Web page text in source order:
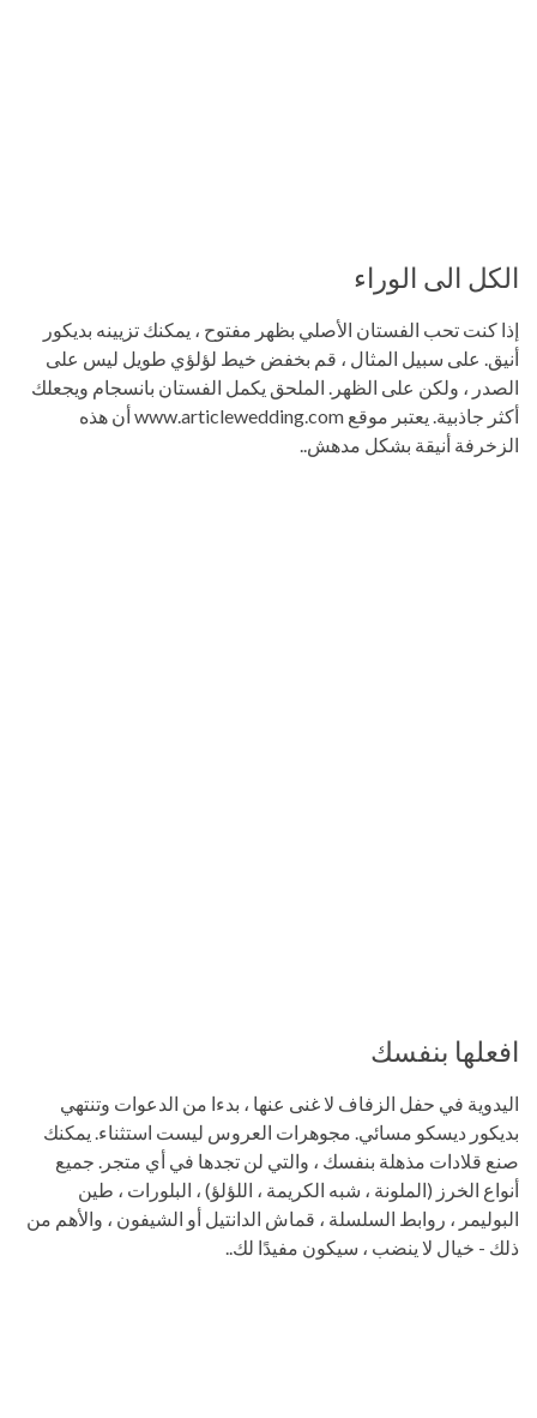
الكل الى الوراء
إذا كنت تحب الفستان الأصلي بظهر مفتوح ، يمكنك تزيينه بديكور
أنيق. على سبيل المثال ، قم بخفض خيط لؤلؤي طويل ليس على
الصدر ، ولكن على الظهر. الملحق يكمل الفستان بانسجام ويجعلك
أكثر جاذبية. يعتبر موقع www.articlewedding.com أن هذه
الزخرفة أنيقة بشكل مدهش..
افعلها بنفسك
اليدوية في حفل الزفاف لا غنى عنها ، بدءا من الدعوات وتنتهي
بديكور ديسكو مسائي. مجوهرات العروس ليست استثناء. يمكنك
صنع قلادات مذهلة بنفسك ، والتي لن تجدها في أي متجر. جميع
أنواع الخرز (الملونة ، شبه الكريمة ، اللؤلؤ) ، البلورات ، طين
البوليمر ، روابط السلسلة ، قماش الدانتيل أو الشيفون ، والأهم من
ذلك - خيال لا ينضب ، سيكون مفيدًا لك..